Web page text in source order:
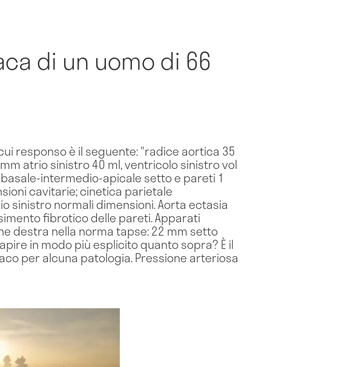
di un uomo di 66
responso è il seguente: "radice aortica 35
atrio sinistro 40 ml, ventricolo sinistro vol
intermedio-apicale setto e pareti 1
cavitarie; cinetica parietale
sinistro normali dimensioni. Aorta ectasia
fibrotico delle pareti. Apparati
destra nella norma tapse: 22 mm setto
in modo più esplicito quanto sopra? È il
per alcuna patologia. Pressione arteriosa